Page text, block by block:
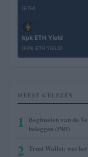
(ETH)
kpk ETH Yield
(KPK ETH YIELD)
MEEST GELEZEN
1
Beginselen van de
beleggen (PRI)
2 Trust Wallet: wat